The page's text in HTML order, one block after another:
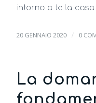
intorno a te la
20 GENNAIO 2020 / 0
La